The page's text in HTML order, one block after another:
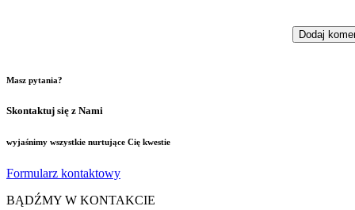
Masz pytania?
Skontaktuj się z Nami
wyjaśnimy wszystkie nurtujące Cię kwestie
Formularz kontaktowy
BĄDŹMY W KONTAKCIE